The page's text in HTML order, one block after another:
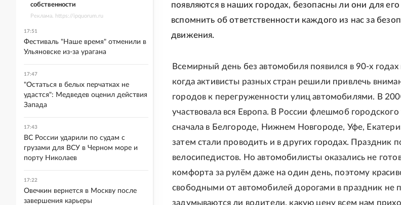
появляются в наших городах, безопасны ли они для
вспомнить об ответственности каждого из нас за
движения.
Всемирный день без автомобиля появился в 90-х
когда активисты разных стран решили привлечь
городов к перегруженности улиц автомобилями. В
участвовала вся Европа. В России флешмоб
сначала в Белгороде, Нижнем Новгороде, Уфе,
затем стали проводить и в других городах. Праздник
велосипедистов. Но автомобилисты оказались не
комфорта за рулём даже на один день, поэтому
свободными от автомобилей дорогами в праздник не
задумываются ли водители, какую цену всем нам
собственности
Реклама. https://ipquorum.ru
17:51
Фестиваль "Наше время" отменили в
Ульяновске из-за урагана
17:47
"Остаться в белых перчатках не
удастся": Медведев оценил действия
Запада
17:43
ВС России ударили по судам с
грузами для ВСУ в Черном море и
порту Николаев
17:22
Овечкин вернется в Москву после
завершения карьеры